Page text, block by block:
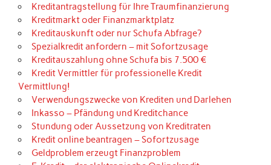
Kreditantragstellung für Ihre Traumfinanzierung
Kreditmarkt oder Finanzmarktplatz
Kreditauskunft oder nur Schufa Abfrage?
Spezialkredit anfordern – mit Sofortzusage
Kreditauszahlung ohne Schufa bis 7.500 €
Kredit Vermittler für professionelle Kredit
Vermittlung!
Verwendungszwecke von Krediten und Darlehen
Inkasso – Pfändung und Kreditchance
Stundung oder Aussetzung von Kreditraten
Kredit online beantragen – Sofortzusage
Geldproblem erzeugt Finanzproblem